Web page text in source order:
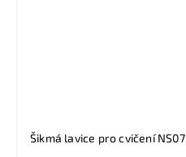
Šikmá lavice pro cvičení NS07